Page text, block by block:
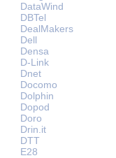
DataWind
DBTel
DealMakers
Dell
Densa
D-Link
Dnet
Docomo
Dolphin
Dopod
Doro
Drin.it
DTT
E28